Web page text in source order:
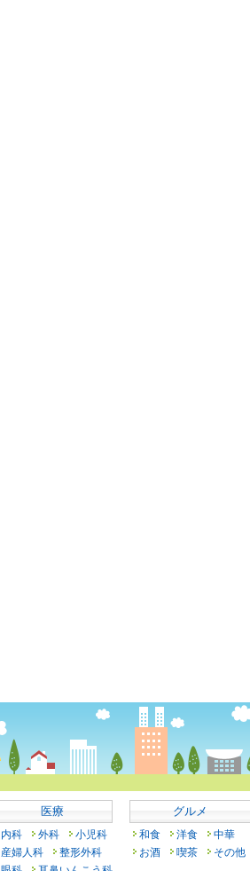
医療
内科 外科
小児科
産婦人科
整形外科
グルメ
和食 洋食
中華
お酒
喫茶 その他